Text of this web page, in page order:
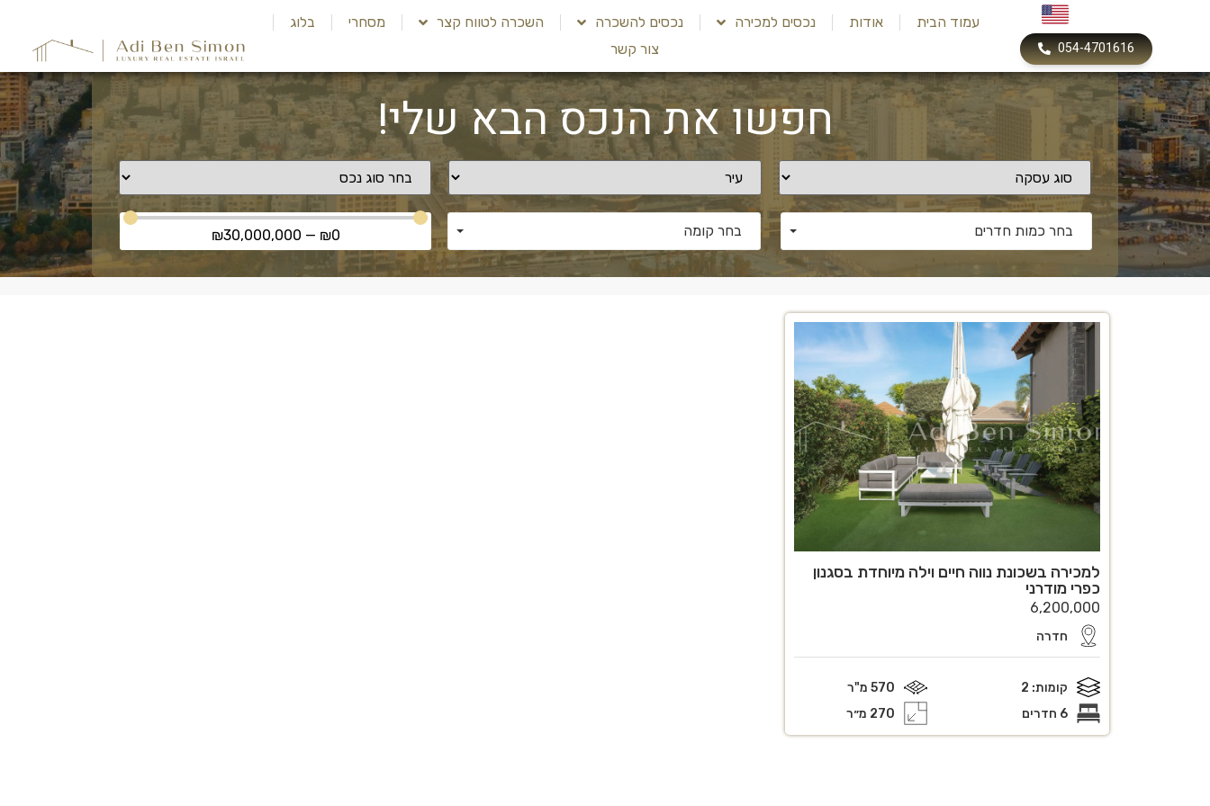
054-4701616
עמוד הבית אודות נכסים למכירה נכסים להשכרה השכרה לטווח קצר מסחרי
בלוג
צור קשר
חפשו את הנכס הבא שלי!
בחר כמות חדרים בחר קומה ₪0
—
₪30,000,000
למכירה בשכונת נווה חיים וילה מיוחדת בסגנון
כפרי מודרני
6,200,000
חדרה
קומות: 2
570 מ"ר
6 חדרים
270 מ״ר